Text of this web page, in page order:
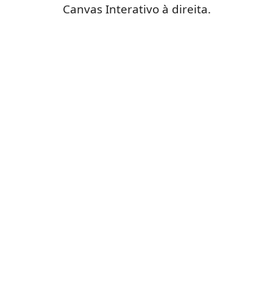
Canvas Interativo à direita.